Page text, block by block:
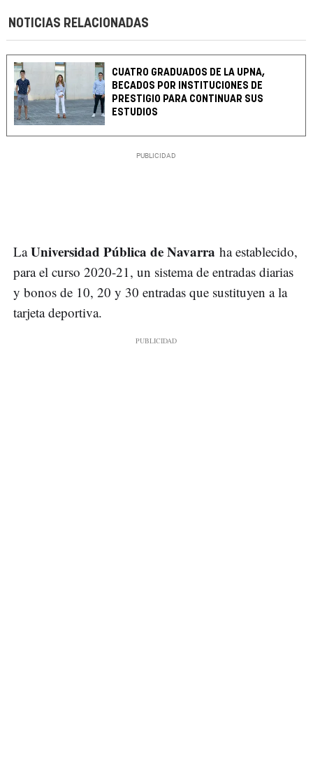
NOTICIAS RELACIONADAS
CUATRO GRADUADOS DE LA UPNA,
BECADOS POR INSTITUCIONES DE
PRESTIGIO PARA CONTINUAR SUS
ESTUDIOS
LaUniversidad Pública de Navarra ha establecido,
para el curso 2020-21, un sistema de entradas diarias
y bonos de 10, 20 y 30 entradas que sustituyen a la
tarjeta deportiva.